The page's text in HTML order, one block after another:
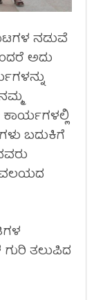
ನಡುವೆ
ಅದು
ಕಾರ್ಯಗಳಲ್ಲಿ
ಬದುಕಿಗೆ
ವಲಯದ
ತಲುಪಿದ